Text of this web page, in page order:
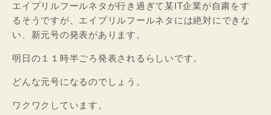
エイプリルフールネタが行き過ぎて某IT企業が自粛をす
るそうですが、エイプリルフールネタには絶対にできな
い、新元号の発表があります。
明日の１１時半ごろ発表されるらしいです。
どんな元号になるのでしょう。
ワクワクしています。